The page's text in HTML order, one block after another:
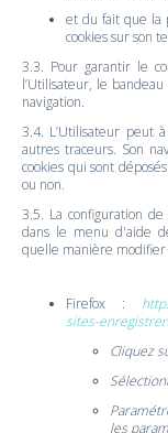
et du fait que la
cookies sur son
3.3. Pour garantir le
l’Utilisateur, le
navigation.
3.4. L’Utilisateur peut
autres traceurs. Son
cookies qui sont
ou non.
3.5. La configuration
dans le menu d'aide
quelle manière modifier
Firefox :
sites-
Cliquez
les